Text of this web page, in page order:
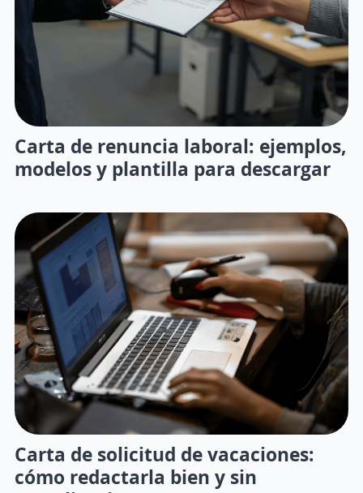
Carta de renuncia laboral: ejemplos,
modelos y plantilla para descargar
Carta de solicitud de vacaciones:
cómo redactarla bien y sin